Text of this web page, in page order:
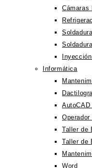
Cámaras
Informática
AutoCAD
Operador
Taller de
Taller de
Word